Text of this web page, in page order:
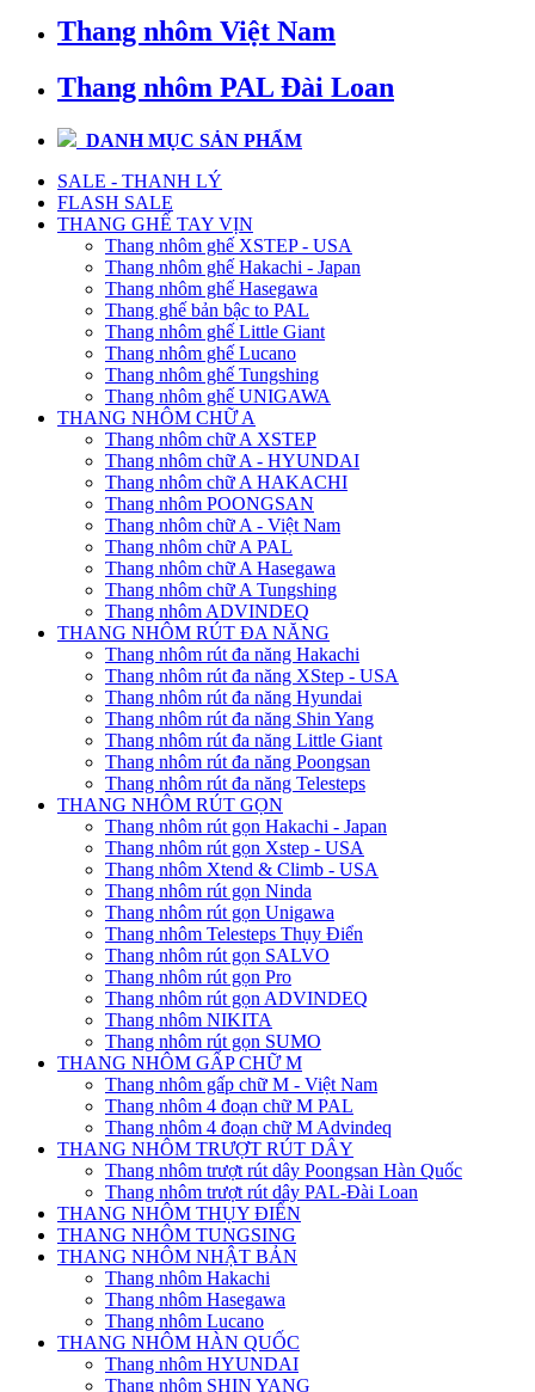
Thang nhôm Việt Nam
Thang nhôm PAL Đài Loan
DANH MỤC SẢN PHẨM
SALE - THANH LÝ
FLASH SALE
THANG GHẾ TAY VỊN
Thang nhôm ghế XSTEP - USA
Thang nhôm ghế Hakachi - Japan
Thang nhôm ghế Hasegawa
Thang ghế bản bậc to PAL
Thang nhôm ghế Little Giant
Thang nhôm ghế Lucano
Thang nhôm ghế Tungshing
Thang nhôm ghế UNIGAWA
THANG NHÔM CHỮ A
Thang nhôm chữ A XSTEP
Thang nhôm chữ A - HYUNDAI
Thang nhôm chữ A HAKACHI
Thang nhôm POONGSAN
Thang nhôm chữ A - Việt Nam
Thang nhôm chữ A PAL
Thang nhôm chữ A Hasegawa
Thang nhôm chữ A Tungshing
Thang nhôm ADVINDEQ
THANG NHÔM RÚT ĐA NĂNG
Thang nhôm rút đa năng Hakachi
Thang nhôm rút đa năng XStep - USA
Thang nhôm rút đa năng Hyundai
Thang nhôm rút đa năng Shin Yang
Thang nhôm rút đa năng Little Giant
Thang nhôm rút đa năng Poongsan
Thang nhôm rút đa năng Telesteps
THANG NHÔM RÚT GỌN
Thang nhôm rút gọn Hakachi - Japan
Thang nhôm rút gọn Xstep - USA
Thang nhôm Xtend & Climb - USA
Thang nhôm rút gọn Ninda
Thang nhôm rút gọn Unigawa
Thang nhôm Telesteps Thụy Điển
Thang nhôm rút gọn SALVO
Thang nhôm rút gọn Pro
Thang nhôm rút gọn ADVINDEQ
Thang nhôm NIKITA
Thang nhôm rút gọn SUMO
THANG NHÔM GẤP CHỮ M
Thang nhôm gấp chữ M - Việt Nam
Thang nhôm 4 đoạn chữ M PAL
Thang nhôm 4 đoạn chữ M Advindeq
THANG NHÔM TRƯỢT RÚT DÂY
Thang nhôm trượt rút dây Poongsan Hàn Quốc
Thang nhôm trượt rút dây PAL-Đài Loan
THANG NHÔM THỤY ĐIỂN
THANG NHÔM TUNGSING
THANG NHÔM NHẬT BẢN
Thang nhôm Hakachi
Thang nhôm Hasegawa
Thang nhôm Lucano
THANG NHÔM HÀN QUỐC
Thang nhôm HYUNDAI
Thang nhôm SHIN YANG